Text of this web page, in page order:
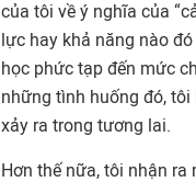
của tôi về ý nghĩa của
lực hay khả năng nào
học phức tạp đến mức
những tình huống đó, tôi
xảy ra trong tương lai.
Hơn thế nữa, tôi nhận